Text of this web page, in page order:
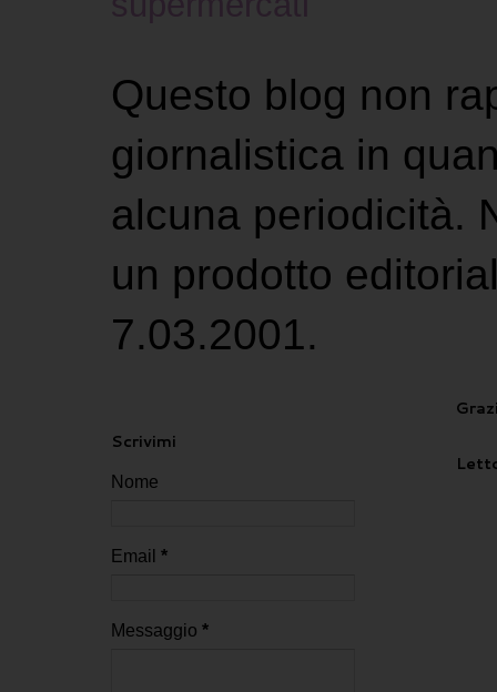
Questo blog non
giornalistica in
alcuna periodicità.
un prodotto
7.03.2001.
Scrivimi
Nome
Email *
Messaggio *